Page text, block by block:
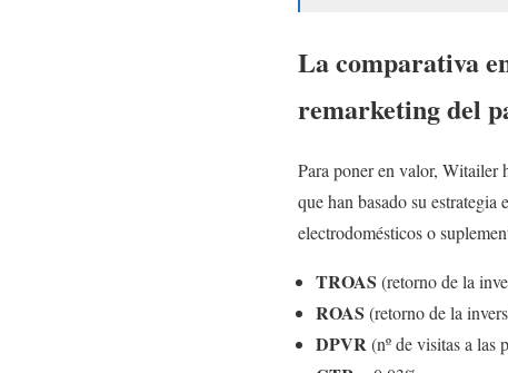
La comparativa
remarketing del
Para poner en valor, Witailer
que han basado su
electrodomésticos o
TROAS (retorno de la
ROAS (retorno de la
DPVR(nº de visitas a las